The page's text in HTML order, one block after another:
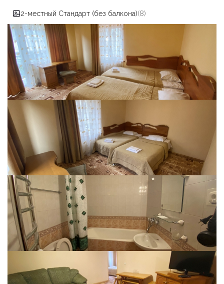
2-местный Стандарт (без балкона)(8)